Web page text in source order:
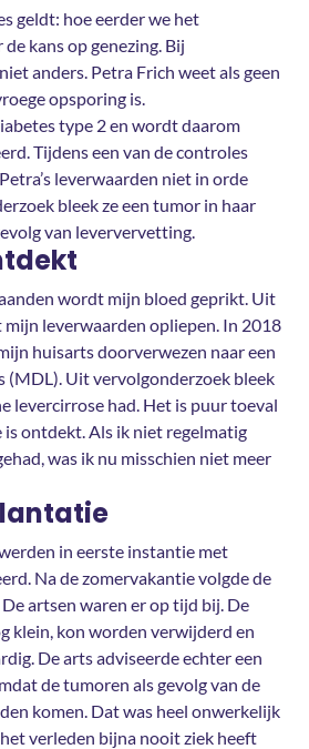
geldt: hoe eerder we het
kans op genezing. Bij
anders. Petra Frich weet als geen
opsporing is.
type 2 en wordt daarom
Tijdens een van de controles
leverwaarden niet in orde
bleek ze een tumor in haar
van leververvetting.
wordt mijn bloed geprikt. Uit
leverwaarden opliepen. In 2018
huisarts doorverwezen naar een
(MDL). Uit vervolgonderzoek bleek
levercirrose had. Het is puur toeval
ontdekt. Als ik niet regelmatig
was ik nu misschien niet meer
in eerste instantie met
Na de zomervakantie volgde de
artsen waren er op tijd bij. De
klein, kon worden verwijderd en
De arts adviseerde echter een
de tumoren als gevolg van de
komen. Dat was heel onwerkelijk
verleden bijna nooit ziek heeft